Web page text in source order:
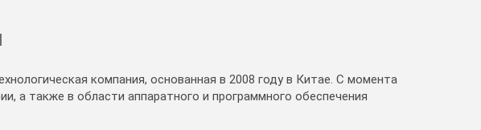
компания, основанная в 2008 году в Китае. С момента
а также в области аппаратного и программного обеспечения